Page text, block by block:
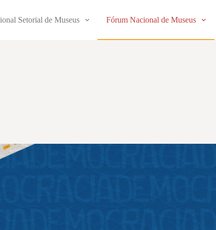
Setorial de Museus Fórum Nacional de Museus